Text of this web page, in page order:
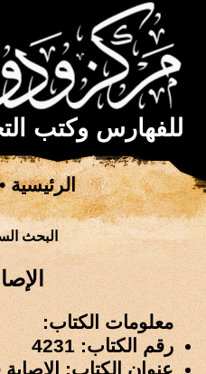
للفهارس وكتب
الرئيسية
البحث
معلومات الكتاب:
رقم الكتاب: 4231